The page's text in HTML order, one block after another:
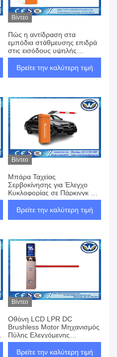
Βίντεο
Πώς η αντίδραση στα
εμπόδια στάθμευσης επιδρά
στις εισόδους υψηλής
κυκλοφορίας και τι μπορεί να
γίνειΒρείτε την καλύτερη τιμή
Βίντεο
Μπάρα Ταχείας
Σερβοκίνησης για Έλεγχο
Κυκλοφορίας σε Πάρκινγκ &
Αυτοκινητόδρομους
Βρείτε την καλύτερη τιμή
Βίντεο
Οθόνη LCD LPR DC
Brushless Motor Μηχανισμός
Πύλης Ελεγχόμενης
Πρόσβασης Σύστημα
Στάθμευσης Σχεδιασμένο για
Βρείτε την καλύτερη τιμή